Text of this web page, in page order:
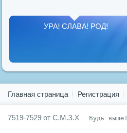
УРА! СЛАВА! РОД!
Главная страница Регистрация
7519-7529 от С.М.З.Х Будь выше!